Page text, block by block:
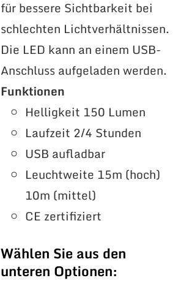
für bessere Sichtbarkeit bei
schlechten Lichtverhältnissen.
Die LED kann an einem USB-
Anschluss aufgeladen werden.
Funktionen
Helligkeit 150 Lumen
Laufzeit 2/4 Stunden
USB aufladbar
Leuchtweite 15m (hoch)
10m (mittel)
CE zertifiziert
Wählen Sie aus den
unteren Optionen: